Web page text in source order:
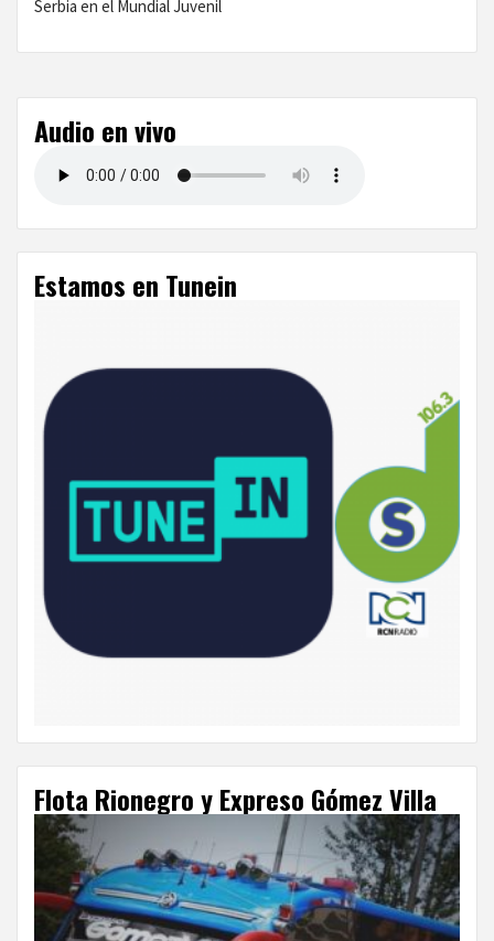
Serbia en el Mundial Juvenil
Audio en vivo
Estamos en Tunein
Flota Rionegro y Expreso Gómez Villa